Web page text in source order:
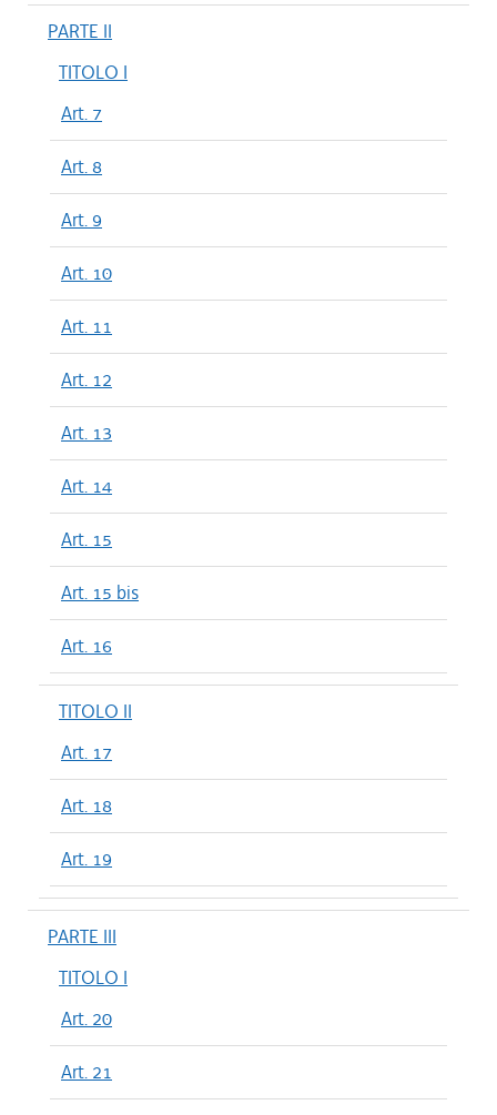
PARTE II
TITOLO I
Art. 7
Art. 8
Art. 9
Art. 10
Art. 11
Art. 12
Art. 13
Art. 14
Art. 15
Art. 15 bis
Art. 16
TITOLO II
Art. 17
Art. 18
Art. 19
PARTE III
TITOLO I
Art. 20
Art. 21